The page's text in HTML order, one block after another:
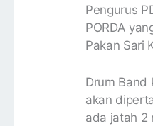
Pengurus
PORDA
Pakan Sari
Drum Band
akan
ada jatah 2